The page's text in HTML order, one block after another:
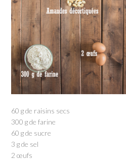
60 g de raisins secs
300 g de farine
60 g de sucre
3 g de sel
2 œufs